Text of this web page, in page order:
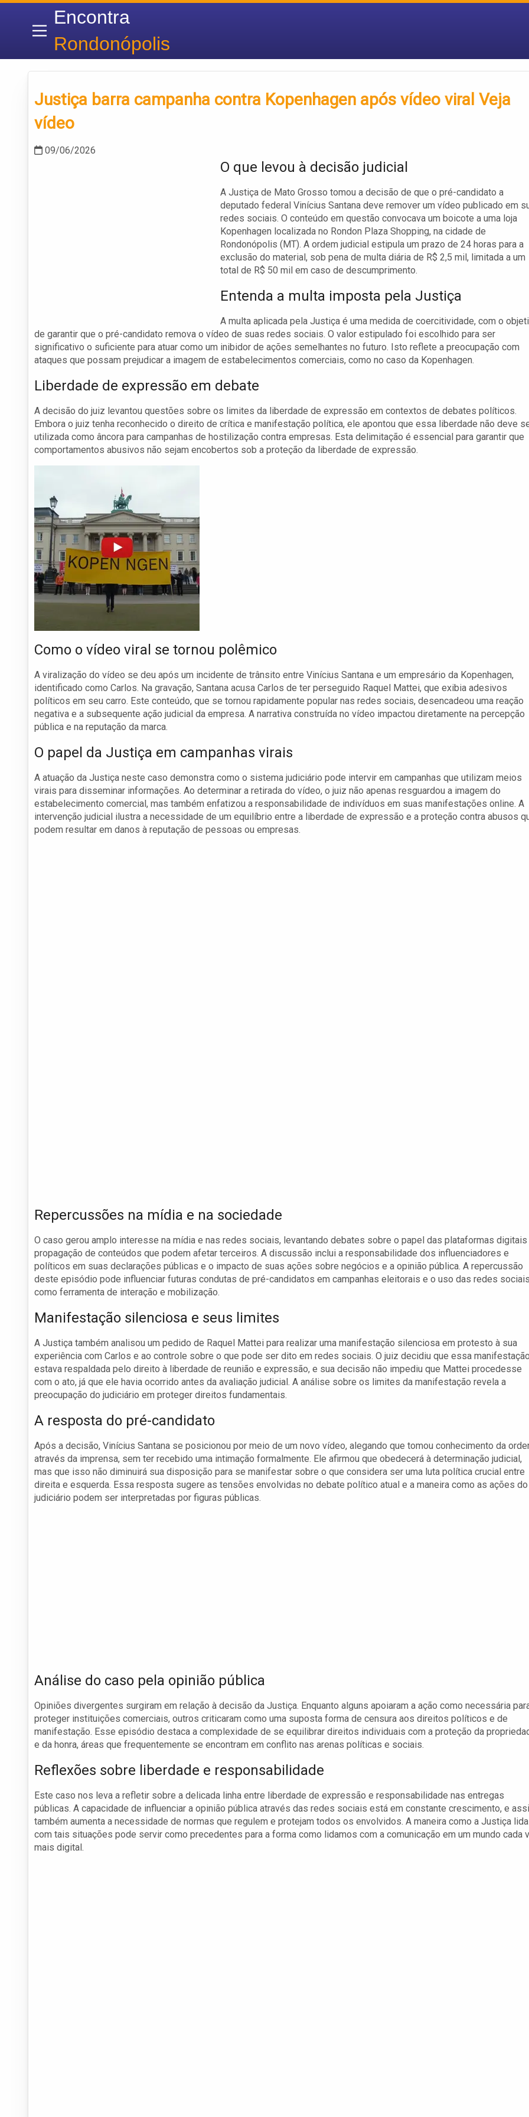
Encontra
Rondonópolis
Justiça barra campanha contra Kopenhagen após vídeo viral Veja
vídeo
09/06/2026
O que levou à decisão judicial
A Justiça de Mato Grosso tomou a decisão de que o pré-candidato a
deputado federal Vinícius Santana deve remover um vídeo publicado em
redes sociais. O conteúdo em questão convocava um boicote a uma loja
Kopenhagen localizada no Rondon Plaza Shopping, na cidade de
Rondonópolis (MT). A ordem judicial estipula um prazo de 24 horas para a
exclusão do material, sob pena de multa diária de R$ 2,5 mil, limitada a um
total de R$ 50 mil em caso de descumprimento.
Entenda a multa imposta pela Justiça
A multa aplicada pela Justiça é uma medida de coercitividade, com o
de garantir que o pré-candidato remova o vídeo de suas redes sociais. O valor estipulado foi escolhido para ser
significativo o suficiente para atuar como um inibidor de ações semelhantes no futuro. Isto reflete a preocupação com
ataques que possam prejudicar a imagem de estabelecimentos comerciais, como no caso da Kopenhagen.
Liberdade de expressão em debate
A decisão do juiz levantou questões sobre os limites da liberdade de expressão em contextos de debates políticos.
Embora o juiz tenha reconhecido o direito de crítica e manifestação política, ele apontou que essa liberdade não deve
utilizada como âncora para campanhas de hostilização contra empresas. Esta delimitação é essencial para garantir que
comportamentos abusivos não sejam encobertos sob a proteção da liberdade de expressão.
Como o vídeo viral se tornou polêmico
A viralização do vídeo se deu após um incidente de trânsito entre Vinícius Santana e um empresário da Kopenhagen,
identificado como Carlos. Na gravação, Santana acusa Carlos de ter perseguido Raquel Mattei, que exibia adesivos
políticos em seu carro. Este conteúdo, que se tornou rapidamente popular nas redes sociais, desencadeou uma reação
negativa e a subsequente ação judicial da empresa. A narrativa construída no vídeo impactou diretamente na percepção
pública e na reputação da marca.
O papel da Justiça em campanhas virais
A atuação da Justiça neste caso demonstra como o sistema judiciário pode intervir em campanhas que utilizam meios
virais para disseminar informações. Ao determinar a retirada do vídeo, o juiz não apenas resguardou a imagem do
estabelecimento comercial, mas também enfatizou a responsabilidade de indivíduos em suas manifestações online. A
intervenção judicial ilustra a necessidade de um equilíbrio entre a liberdade de expressão e a proteção contra abusos
podem resultar em danos à reputação de pessoas ou empresas.
Repercussões na mídia e na sociedade
O caso gerou amplo interesse na mídia e nas redes sociais, levantando debates sobre o papel das plataformas digitais
propagação de conteúdos que podem afetar terceiros. A discussão inclui a responsabilidade dos influenciadores e
políticos em suas declarações públicas e o impacto de suas ações sobre negócios e a opinião pública. A repercussão
deste episódio pode influenciar futuras condutas de pré-candidatos em campanhas eleitorais e o uso das redes
como ferramenta de interação e mobilização.
Manifestação silenciosa e seus limites
A Justiça também analisou um pedido de Raquel Mattei para realizar uma manifestação silenciosa em protesto à sua
experiência com Carlos e ao controle sobre o que pode ser dito em redes sociais. O juiz decidiu que essa
estava respaldada pelo direito à liberdade de reunião e expressão, e sua decisão não impediu que Mattei procedesse
com o ato, já que ele havia ocorrido antes da avaliação judicial. A análise sobre os limites da manifestação revela a
preocupação do judiciário em proteger direitos fundamentais.
A resposta do pré-candidato
Após a decisão, Vinícius Santana se posicionou por meio de um novo vídeo, alegando que tomou conhecimento da
através da imprensa, sem ter recebido uma intimação formalmente. Ele afirmou que obedecerá à determinação judicial,
mas que isso não diminuirá sua disposição para se manifestar sobre o que considera ser uma luta política crucial entre
direita e esquerda. Essa resposta sugere as tensões envolvidas no debate político atual e a maneira como as ações do
judiciário podem ser interpretadas por figuras públicas.
Análise do caso pela opinião pública
Opiniões divergentes surgiram em relação à decisão da Justiça. Enquanto alguns apoiaram a ação como necessária
proteger instituições comerciais, outros criticaram como uma suposta forma de censura aos direitos políticos e de
manifestação. Esse episódio destaca a complexidade de se equilibrar direitos individuais com a proteção da
e da honra, áreas que frequentemente se encontram em conflito nas arenas políticas e sociais.
Reflexões sobre liberdade e responsabilidade
Este caso nos leva a refletir sobre a delicada linha entre liberdade de expressão e responsabilidade nas entregas
públicas. A capacidade de influenciar a opinião pública através das redes sociais está em constante crescimento, e
também aumenta a necessidade de normas que regulem e protejam todos os envolvidos. A maneira como a Justiça lida
com tais situações pode servir como precedentes para a forma como lidamos com a comunicação em um mundo cada
mais digital.